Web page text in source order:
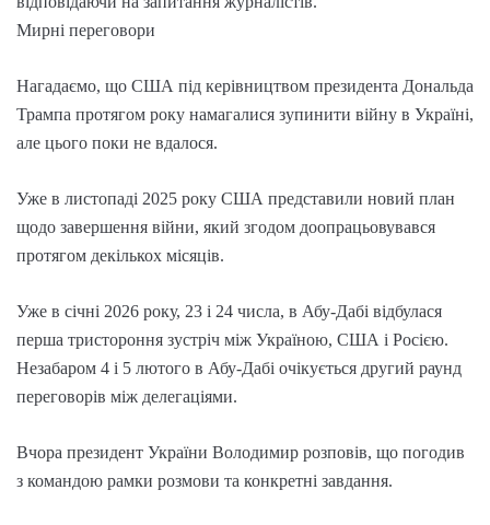
Мирні переговори
Нагадаємо, що США під керівництвом президента Дональда
Трампа протягом року намагалися зупинити війну в Україні,
але цього поки не вдалося.
Уже в листопаді 2025 року США представили новий план
щодо завершення війни, який згодом доопрацьовувався
протягом декількох місяців.
Уже в січні 2026 року, 23 і 24 числа, в Абу-Дабі відбулася
перша тристороння зустріч між Україною, США і Росією.
Незабаром 4 і 5 лютого в Абу-Дабі очікується другий раунд
переговорів між делегаціями.
Вчора президент України Володимир розповів, що погодив
з командою рамки розмови та конкретні завдання.